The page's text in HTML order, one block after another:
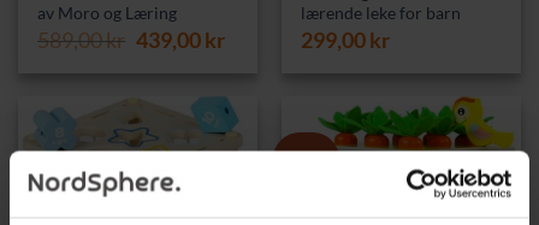
av Moro og Læring
589,00kr Opprinnelig
589,00 kr.
439,00krNåværende
439,00 kr.
lærende leke for barn
299,00kr
Tilbud!